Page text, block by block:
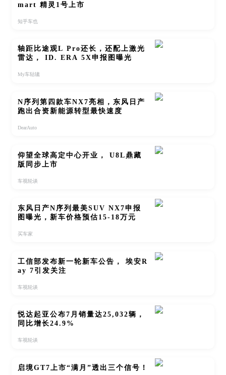
mart 精灵1号上市
知乎车也
轴距比途观L Pro还长，还配上激光
雷达， ID. ERA 5X申报图曝光
My车轱辘
N序列第四款车NX7亮相，东风日产
跑出合资新能源转型最快速度
DearAuto
仰望全球高定中心开业， U8L鼎藏
版同步上市
车视轮谈
东风日产N序列最美SUV NX7申报
图曝光，新车价格预估15-18万元
买车家
工信部发布新一轮新车公告， 埃安R
ay 7引发关注
车视轮谈
悦达起亚公布7月销量达25,032辆，
同比增长24.9%
车视轮谈
启境GT7上市“满月”透出三个信号！